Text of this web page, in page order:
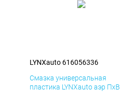
LYNXauto 616056336
Смазка универсальная
пластика LYNXauto аэр ПхВ